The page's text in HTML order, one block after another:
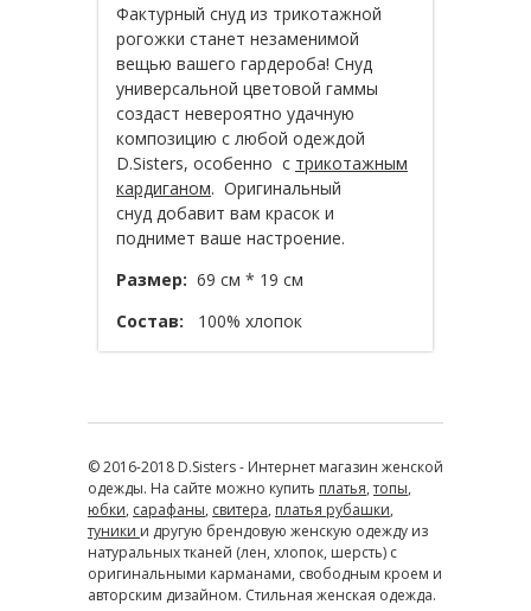
Фактурный снуд из трикотажной
рогожки станет незаменимой
вещью вашего гардероба! Снуд
универсальной цветовой гаммы
создаст невероятно удачную
композицию с любой одеждой
D.Sisters, особенно с трикотажным
кардиганом. Оригинальный
снуд добавит вам красок и
поднимет ваше настроение.
Размер: 69 см * 19 см
Состав: 100% хлопок
© 2016-2018 D.Sisters - Интернет магазин женской
одежды. На сайте можно купить платья,топы,
юбки, сарафаны, свитера, платья рубашки,
туники и другую брендовую женскую одежду из
натуральных тканей (лен, хлопок, шерсть) с
оригинальными карманами, свободным кроем и
авторским дизайном. Стильная женская одежда.